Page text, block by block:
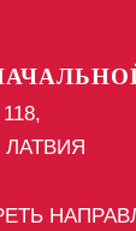
ЛАТВИЯ